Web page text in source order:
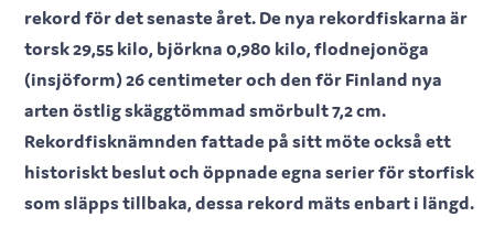
rekord för det senaste året. De nya rekordfiskarna är
torsk 29,55 kilo, björkna 0,980 kilo, flodnejonöga
(insjöform) 26 centimeter och den för Finland nya
arten östlig skäggtömmad smörbult 7,2 cm.
Rekordfisknämnden fattade på sitt möte också ett
historiskt beslut och öppnade egna serier för storfisk
som släpps tillbaka, dessa rekord mäts enbart i längd.